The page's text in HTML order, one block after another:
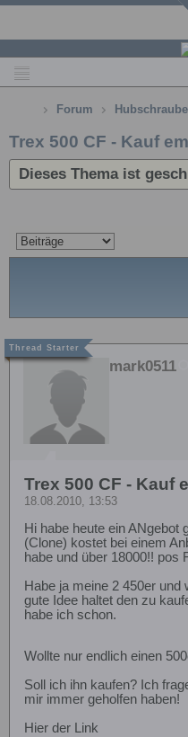
Forum
Trex 500 CF - Kauf
Dieses Thema ist
mark0511
Trex 500 CF - Kauf
18.08.2010, 13:53
Hi habe heute ein ANgebot
(Clone) kostet bei einem
habe und über 18000!! pos
Habe ja meine 2 450er und
gute Idee haltet den zu
habe ich schon.
Wollte nur endlich einen
Soll ich ihn kaufen? Ich
mir immer geholfen haben!
Hier der Link